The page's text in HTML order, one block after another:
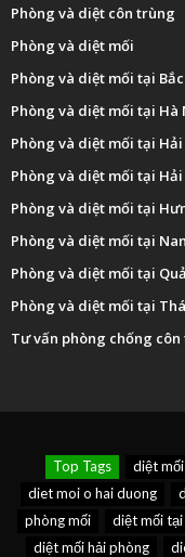
Phòng và diệt côn trùng
Phòng và diệt mối
Phòng và diệt mối tại
Phòng và diệt mối tại Hà
Phòng và diệt mối tại
Phòng và diệt mối tại
Phòng và diệt mối tại
Phòng và diệt mối tại
Phòng và diệt mối tại
Phòng và diệt mối tại
Tư vấn phòng chống
Top Tags diệt
diet moi o hai duong
phòng mối
diệt mối
diệt mối hải phòng